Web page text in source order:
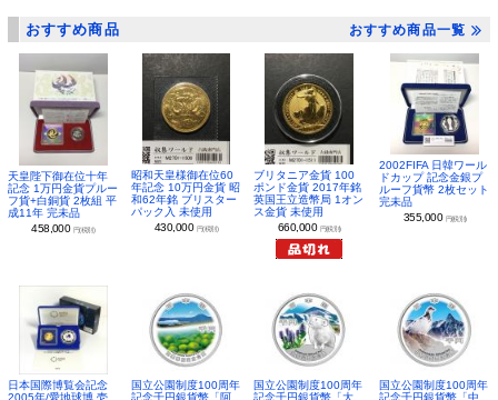
おすすめ商品 おすすめ商品一覧
天皇陛下御在位十年
記念 1万円金貨プルー
フ貨+白銅貨 2枚組 平
成11年 完未品
458,000 円(税別)
昭和天皇様御在位60
年記念 10万円金貨 昭
和62年銘 ブリスター
パック入 未使用
430,000 円(税別)
ブリタニア金貨 100
ポンド金貨 2017年銘
英国王立造幣局 1オン
ス金貨 未使用
660,000 円(税別)
2002FIFA 日韓ワール
ドカップ 記念金銀プ
ルーフ貨幣 2枚セット
完未品
355,000 円(税別)
日本国際博覧会記念
2005年/愛地球博 壱
国立公園制度100周年
記念千円銀貨幣「阿
国立公園制度100周年
記念千円銀貨幣「大
国立公園制度100周年
記念千円銀貨幣「中